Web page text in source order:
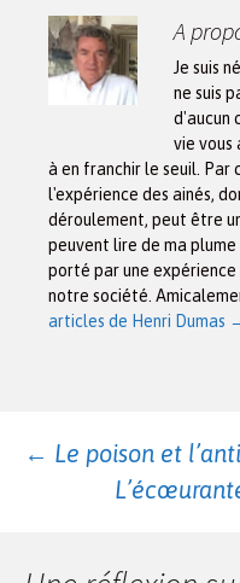
A
Je suis
ne suis
d'aucun
vie vous
à en franchir le seuil. Par
l'expérience des ainés,
déroulement, peut être
peuvent lire de ma
porté par une
notre société.
articles de Henri Dumas
← Le poison et